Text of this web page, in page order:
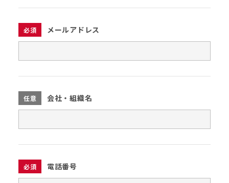
必須 メールアドレス
任意 会社・組織名
必須 電話番号